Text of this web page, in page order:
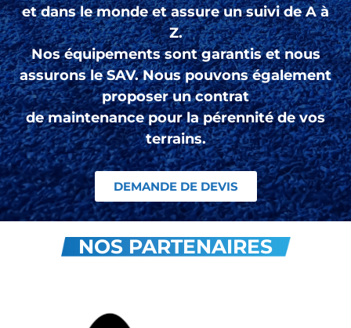
et dans le monde et assure un suivi de A à
Z.
Nos équipements sont garantis et nous
assurons le SAV. Nous pouvons également
proposer un contrat
de maintenance pour la pérennité de vos
terrains.
DEMANDE DE DEVIS
NOS PARTENAIRES